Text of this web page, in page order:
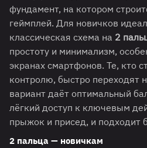
фундамент, на котором
геймплей. Для новичков
классическая схема на 2
простоту и минимализм,
экранах смартфонов. Те, кто
контролю, быстро переходят
вариант даёт оптимальный
лёгкий доступ к ключевым
прыжок и присед, и подходит
2 пальца — новичкам